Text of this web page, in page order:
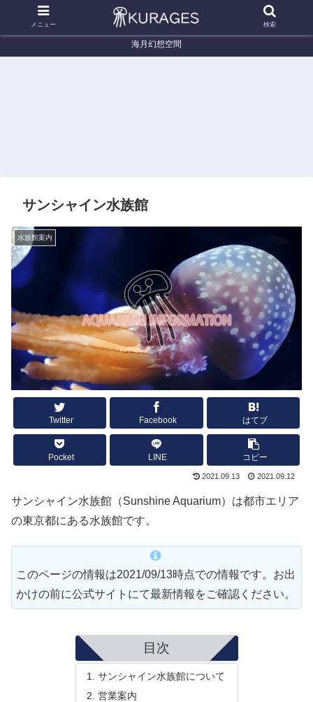
海月幻想空間
サンシャイン水族館
水族館案内
Twitter Facebook はてブ
Pocket LINE コピー
2021.09.13 2021.09.12
サンシャイン水族館（Sunshine Aquarium）は都市エリア
の東京都にある水族館です。
このページの情報は2021/09/13時点での情報です。お出
かけの前に公式サイトにて最新情報をご確認ください。
目次
サンシャイン水族館について
営業案内
メニュー 検索